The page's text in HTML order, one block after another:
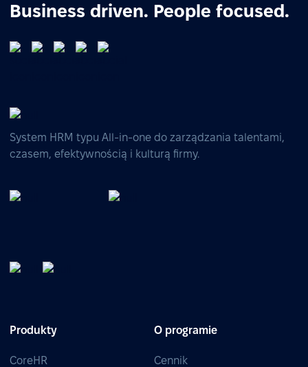
Business driven. People focused.
System HRM typu All-in-one do zarządzania talentami,
czasem, efektywnością i kulturą firmy.
Produkty
CoreHR
O programie
Cennik